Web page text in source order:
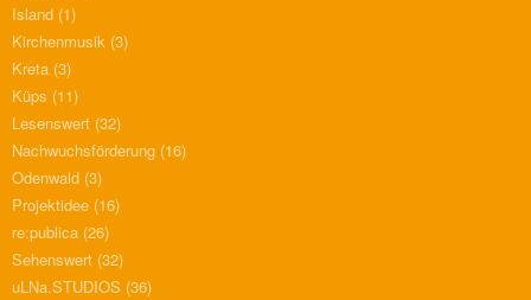
Island (1)
Kirchenmusik (3)
Kreta (3)
Küps (11)
Lesenswert (32)
Nachwuchsförderung (16)
Odenwald (3)
Projektidee (16)
re:publica (26)
Sehenswert (32)
uLNa.STUDIOS (36)